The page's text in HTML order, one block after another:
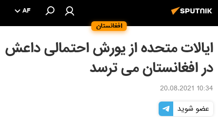
افغانستان
AF
ایالات متحده از یورش احتمالی داعش
در افغانستان می ترسد
10:34 20.08.2021
عضو شوید